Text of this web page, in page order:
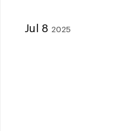
Jul 8 2025